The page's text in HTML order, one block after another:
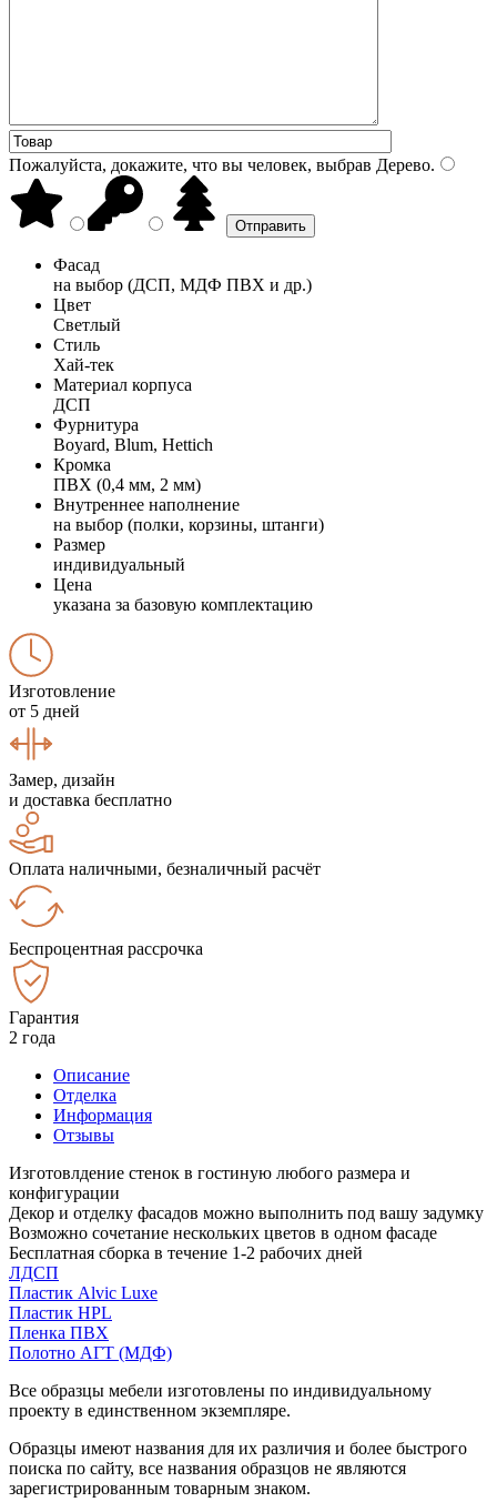
Пожалуйста, докажите, что вы человек, выбрав Дерево.
Фасад
на выбор (ДСП, МДФ ПВХ и др.)
Цвет
Светлый
Стиль
Хай-тек
Материал корпуса
ДСП
Фурнитура
Boyard, Blum, Hettich
Кромка
ПВХ (0,4 мм, 2 мм)
Внутреннее наполнение
на выбор (полки, корзины, штанги)
Размер
индивидуальный
Цена
указана за базовую комплектацию
Изготовление
от 5 дней
Замер, дизайн
и доставка бесплатно
Оплата наличными, безналичный расчёт
Беспроцентная рассрочка
Гарантия
2 года
Описание
Отделка
Информация
Отзывы
Изготовлдение стенок в гостиную любого размера и
конфигурации
Декор и отделку фасадов можно выполнить под вашу задумку
Возможно сочетание нескольких цветов в одном фасаде
Бесплатная сборка в течение 1-2 рабочих дней
ЛДСП
Пластик Alvic Luxe
Пластик HPL
Пленка ПВХ
Полотно АГТ (МДФ)
Все образцы мебели изготовлены по индивидуальному
проекту в единственном экземпляре.
Образцы имеют названия для их различия и более быстрого
поиска по сайту, все названия образцов не являются
зарегистрированным товарным знаком.